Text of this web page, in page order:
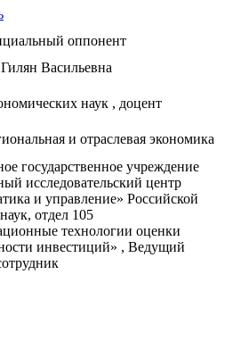
оппонент
Васильевна
наук , доцент
и отраслевая экономика
государственное учреждение
исследовательский центр
и управление» Российской
отдел 105
технологии оценки
инвестиций» , Ведущий